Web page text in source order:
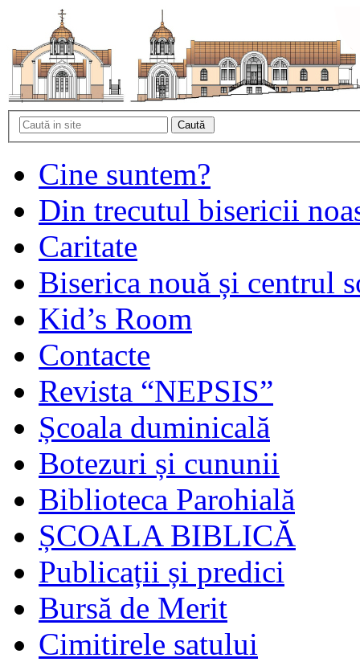
Cine suntem?
Din trecutul bisericii
Caritate
Biserica nouă și centrul
Kid’s Room
Contacte
Revista “NEPSIS”
Școala duminicală
Botezuri și cununii
Biblioteca Parohială
ȘCOALA BIBLICĂ
Publicații și predici
Bursă de Merit
Cimitirele satului